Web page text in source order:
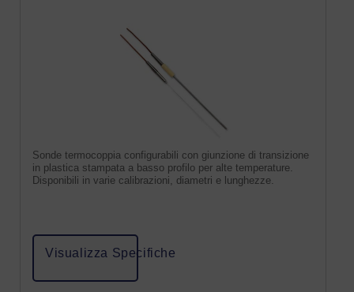
Sonde termocoppia configurabili con giunzione di transizione
in plastica stampata a basso profilo per alte temperature.
Disponibili in varie calibrazioni, diametri e lunghezze.
Visualizza Specifiche